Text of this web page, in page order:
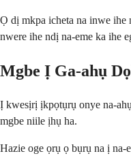
Ọ dị mkpa icheta na inwe ihe
nwere ihe ndị na-eme ka ihe
Mgbe Ị Ga-ahụ
Ị kwesịrị ịkpọtụrụ onye na-
mgbe niile ịhụ ha.
Hazie oge ọrụ ọ bụrụ na ị na-